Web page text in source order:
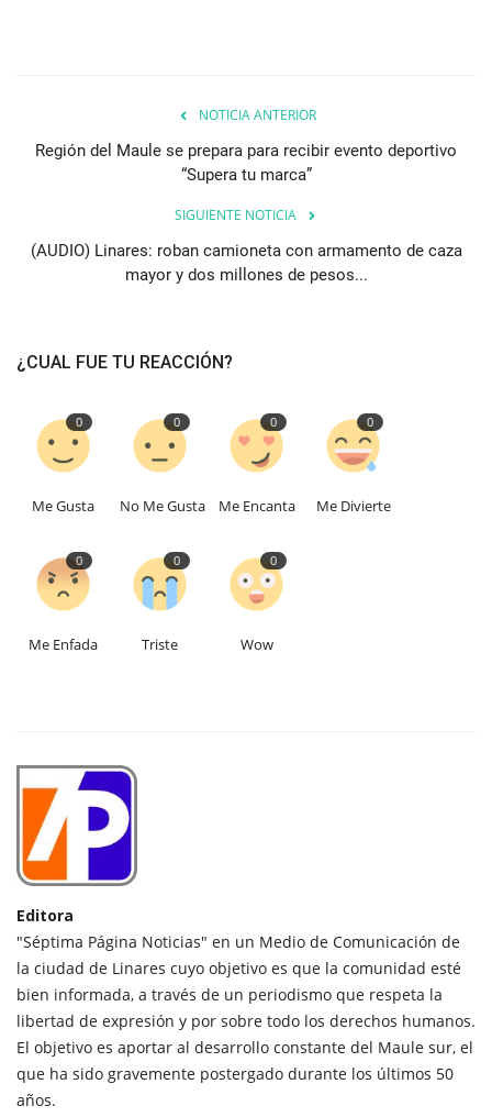
NOTICIA ANTERIOR
Región del Maule se prepara para recibir evento deportivo
“Supera tu marca”
SIGUIENTE NOTICIA
(AUDIO) Linares: roban camioneta con armamento de caza
mayor y dos millones de pesos...
¿CUAL FUE TU REACCIÓN?
0
Me Gusta
0
No Me Gusta
0
Me Encanta
0
Me Divierte
0
Me Enfada
0
Triste
0
Wow
Editora
"Séptima Página Noticias" en un Medio de Comunicación de
la ciudad de Linares cuyo objetivo es que la comunidad esté
bien informada, a través de un periodismo que respeta la
libertad de expresión y por sobre todo los derechos humanos.
El objetivo es aportar al desarrollo constante del Maule sur, el
que ha sido gravemente postergado durante los últimos 50
años.